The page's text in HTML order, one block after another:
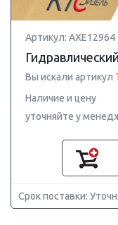
Артикул: AXE12964 |
Вы искали артикул
Наличие и цену
уточняйте у
Срок поставки: